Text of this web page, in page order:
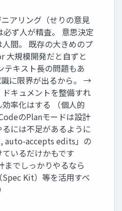
アリング（せりの意見
ず人が精査。 意思決定
人間。 既存の大きめのプ
大規模開発だと自ずと
テキスト長の問題もあ
識に限界が出るから。 →
ドキュメントを整備すれ
率化はする （個人的
のPlanモードは設計
には不足があるように
auto-accepts edits」の
いるだけかもです
までしっかりやるなら
Spec Kit）等を活用すべ